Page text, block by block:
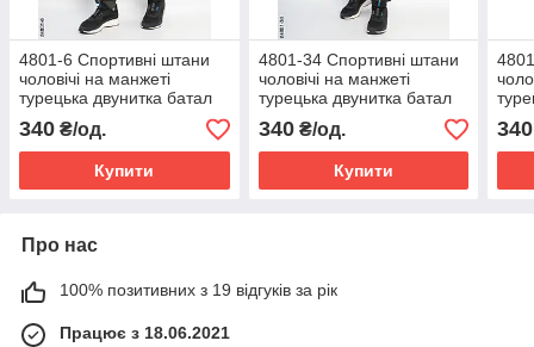
4801-6 Спортивні штани
чоловічі на манжеті
турецька двунитка батал
(5 од: 50,52,54,56,58)
340 ₴/од.
Купити
4801-34 Спортивні штани
чоловічі на манжеті
турецька двунитка батал
(5 од: 50,52,54,56,58)
340₴/од.
Купити
(5
340
Про нас
100% позитивних з 19 відгуків за рік
Працює з 18.06.2021